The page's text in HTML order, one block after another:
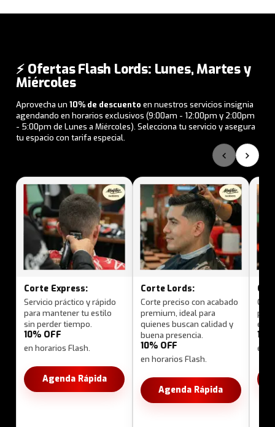
⚡ Ofertas Flash Lords: Lunes, Martes y
Miércoles
Aprovecha un10% de descuento en nuestros servicios insignia
agendando en horarios exclusivos (9:00am - 12:00pm y 2:00pm
- 5:00pm de Lunes a Miércoles). Selecciona tu servicio y asegura
tu espacio con tarifa especial.
‹ ›
Corte Express:
Servicio práctico y rápido
para mantener tu estilo
sin perder tiempo.
10% OFF
en horarios Flash.
Agenda Rápida
Corte Lords:
Corte preciso con acabado
premium, ideal para
quienes buscan calidad y
buena presencia.
10% OFF
en horarios Flash.
Agenda Rápida
en